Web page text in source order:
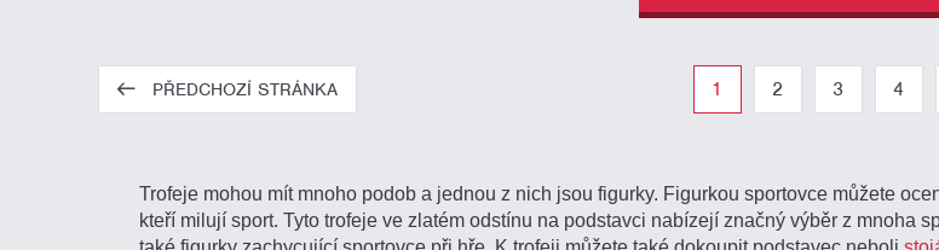
PŘEDCHOZÍ STRÁNKA 1 2 3 4
Trofeje mohou mít mnoho podob a jednou z nich jsou figurky. Figurkou sportovce můžete
kteří milují sport. Tyto trofeje ve zlatém odstínu na podstavci nabízejí značný výběr z mnoha